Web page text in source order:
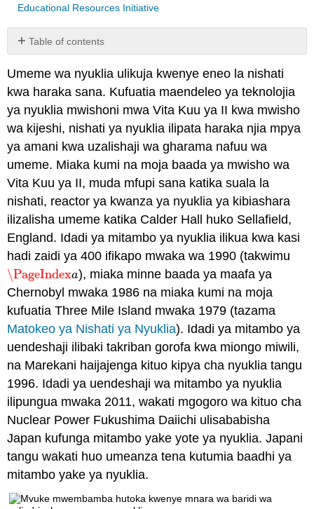
Educational Resources Initiative
Table of contents
Umeme wa nyuklia ulikuja kwenye eneo la nishati
kwa haraka sana. Kufuatia maendeleo ya teknolojia
ya nyuklia mwishoni mwa Vita Kuu ya II kwa mwisho
wa kijeshi, nishati ya nyuklia ilipata haraka njia mpya
ya amani kwa uzalishaji wa gharama nafuu wa
umeme. Miaka kumi na moja baada ya mwisho wa
Vita Kuu ya II, muda mfupi sana katika suala la
nishati, reactor ya kwanza ya nyuklia ya kibiashara
ilizalisha umeme katika Calder Hall huko Sellafield,
England. Idadi ya mitambo ya nyuklia ilikua kwa kasi
hadi zaidi ya 400 ifikapo mwaka wa 1990 (takwimu
\PageIndexa
\PageIndexa), miaka minne baada ya maafa ya
Chernobyl mwaka 1986 na miaka kumi na moja
kufuatia Three Mile Island mwaka 1979 (tazama
Matokeo ya Nishati ya Nyuklia). Idadi ya mitambo ya
uendeshaji ilibaki takriban gorofa kwa miongo miwili,
na Marekani haijajenga kituo kipya cha nyuklia tangu
1996. Idadi ya uendeshaji wa mitambo ya nyuklia
ilipungua mwaka 2011, wakati mgogoro wa kituo cha
Nuclear Power Fukushima Daiichi ulisababisha
Japan kufunga mitambo yake yote ya nyuklia. Japani
tangu wakati huo umeanza tena kutumia baadhi ya
mitambo yake ya nyuklia.